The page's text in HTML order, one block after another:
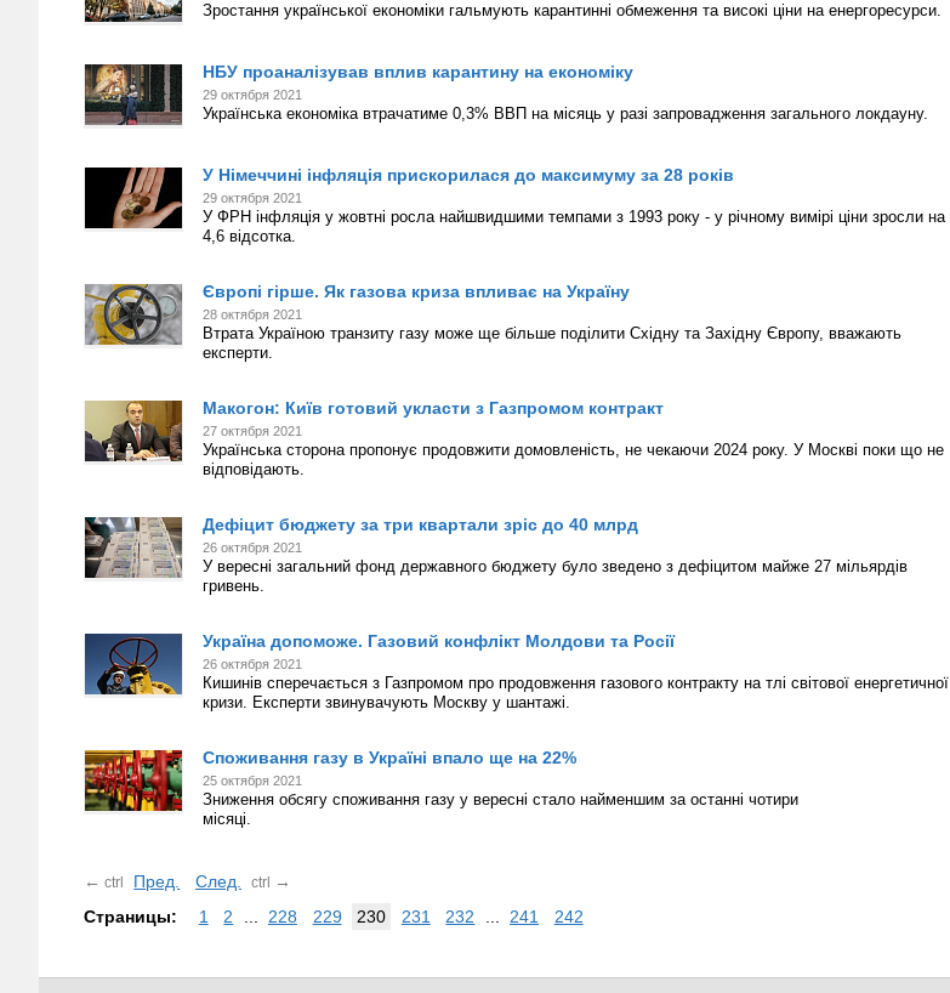
Зростання української економіки гальмують карантинні обмеження та високі ціни на енергоресурси.
НБУ проаналізував вплив карантину на економіку
29 октября 2021
Українська економіка втрачатиме 0,3% ВВП на місяць у разі запровадження загального локдауну.
У Німеччині інфляція прискорилася до максимуму за 28 років
29 октября 2021
У ФРН інфляція у жовтні росла найшвидшими темпами з 1993 року - у річному вимірі ціни зросли на
4,6 відсотка.
Європі гірше. Як газова криза впливає на Україну
28 октября 2021
Втрата Україною транзиту газу може ще більше поділити Східну та Західну Європу, вважають
експерти.
Макогон: Київ готовий укласти з Газпромом контракт
27 октября 2021
Українська сторона пропонує продовжити домовленість, не чекаючи 2024 року. У Москві поки що не
відповідають.
Дефіцит бюджету за три квартали зріс до 40 млрд
26 октября 2021
У вересні загальний фонд державного бюджету було зведено з дефіцитом майже 27 мільярдів
гривень.
Україна допоможе. Газовий конфлікт Молдови та Росії
26 октября 2021
Кишинів сперечається з Газпромом про продовження газового контракту на тлі світової енергетичної
кризи. Експерти звинувачують Москву у шантажі.
Споживання газу в Україні впало ще на 22%
25 октября 2021
Зниження обсягу споживання газу у вересні стало найменшим за останні чотири
місяці.
← ctrl Пред. След. ctrl
→
Страницы:
1 2 228 229 230 231 232 241 242